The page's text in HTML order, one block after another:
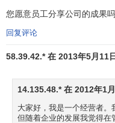
您愿意员工分享公司的成果
回复评论
58.39.42.* 在 2013年5月11
14.135.48.* 在 2012年1
大家好，我是一个经营者。
但随着企业的发展我觉得在